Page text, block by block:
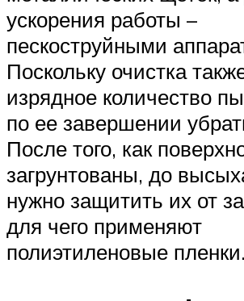
ускорения работы –
пескоструйными
Поскольку очистка
изрядное количество
по ее завершении
После того, как
загрунтованы, до
нужно защитить их от
для чего применяют
полиэтиленовые пленки.